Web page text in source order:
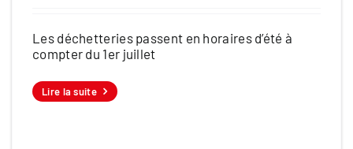
Les déchetteries passent en horaires d’été à
compter du 1er juillet
Lire la suite